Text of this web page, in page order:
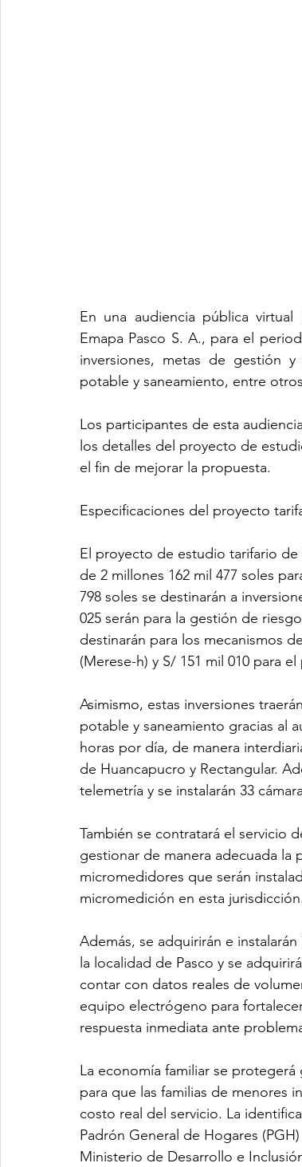
En una audiencia pública
Emapa Pasco S. A., para el
inversiones, metas de gestión
potable y saneamiento, entre
Los participantes de esta
los detalles del proyecto de
el fin de mejorar la propuesta.
Especificaciones del proyecto
El proyecto de estudio tarifario de
de 2 millones 162 mil 477 soles
798 soles se destinarán a
025 serán para la gestión de
destinarán para los mecanismos
(Merese-h) y S/ 151 mil 010 para
Asimismo, estas inversiones
potable y saneamiento gracias al
horas por día, de manera
de Huancapucro y Rectangular.
telemetría y se instalarán 33
También se contratará el servicio
gestionar de manera adecuada la
micromedidores que serán
micromedición en esta jurisdicción.
Además, se adquirirán e
la localidad de Pasco y se
contar con datos reales de
equipo electrógeno para
respuesta inmediata ante
La economía familiar se
para que las familias de menores
costo real del servicio. La
Padrón General de Hogares
Ministerio de Desarrollo e